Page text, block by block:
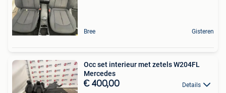
Bree Gisteren
Occ set interieur met zetels W204FL
Mercedes
€ 400,00 Details